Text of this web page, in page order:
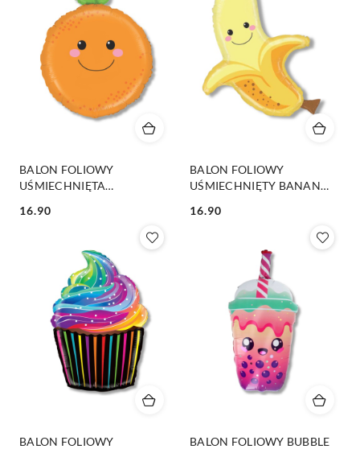
BALON FOLIOWY
UŚMIECHNIĘTA
BALON POMARAŃCZA
Cena:
16.90
BALON FOLIOWY
UŚMIECHNIĘTY BANAN
Cena:
16.90
BALON FOLIOWY
BALON FOLIOWY BUBBLE